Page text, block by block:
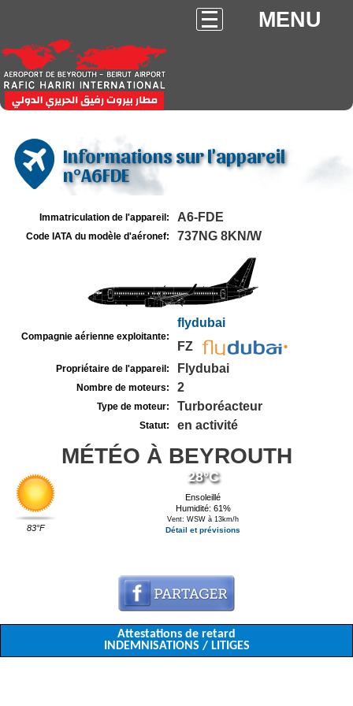
MENU
Informations sur l'appareil
n°A6FDE
Immatriculation de l'appareil: A6-FDE
Code IATA du modèle d'aéronef: 737NG 8KN/W
Compagnie aérienne exploitante:
flydubai
FZ
Propriétaire de l'appareil: Flydubai
Nombre de moteurs: 2
Type de moteur: Turboréacteur
Statut: en activité
MÉTÉO À BEYROUTH
83°F
28°C
Ensoleillé
Humidité: 61%
Vent: WSW à 13km/h
Détail et prévisions
Attestations de retard
INDEMNISATIONS / LITIGES